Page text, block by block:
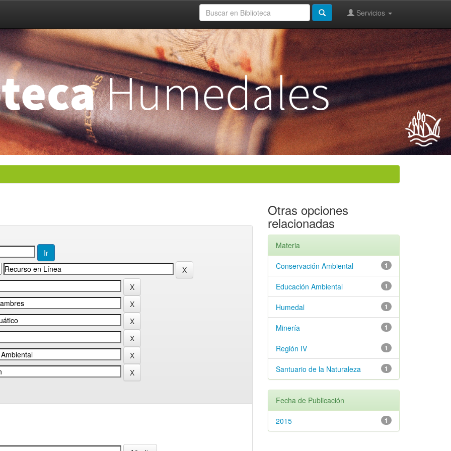
Servicios
Otras opciones
relacionadas
Materia
1
Conservación Ambiental
1
Educación Ambiental
1
Humedal
1
Minería
1
Región IV
1
Santuario de la Naturaleza
Fecha de Publicación
1
2015